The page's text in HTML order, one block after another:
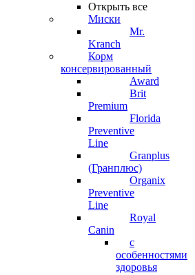
Открыть все
Миски
Mr.
Kranch
Корм
консервированный
Award
Brit
Premium
Florida
Preventive
Line
Granplus
(Гранплюс)
Organix
Preventive
Line
Royal
Canin
с
особенностями
здоровья